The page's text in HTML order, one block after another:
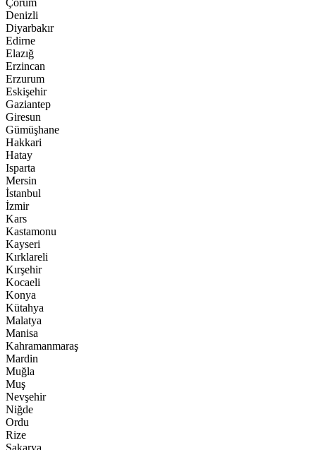
20:26
Çilimli Kaymakamlığı Makamında Anlamlı Buluşma
19:26
MUSA BİRDAL BABASI MUSTAFA BİRDAL HAYATINI
KAYBETTİ
Çorum
Denizli
Diyarbakır
Edirne
Elazığ
Erzincan
Erzurum
Eskişehir
Gaziantep
Giresun
Gümüşhane
Hakkari
Hatay
Isparta
Mersin
İstanbul
İzmir
Kars
Kastamonu
Kayseri
Kırklareli
Kırşehir
Kocaeli
Konya
Kütahya
Malatya
Manisa
Kahramanmaraş
Mardin
Muğla
Muş
Nevşehir
Niğde
Ordu
Rize
Sakarya